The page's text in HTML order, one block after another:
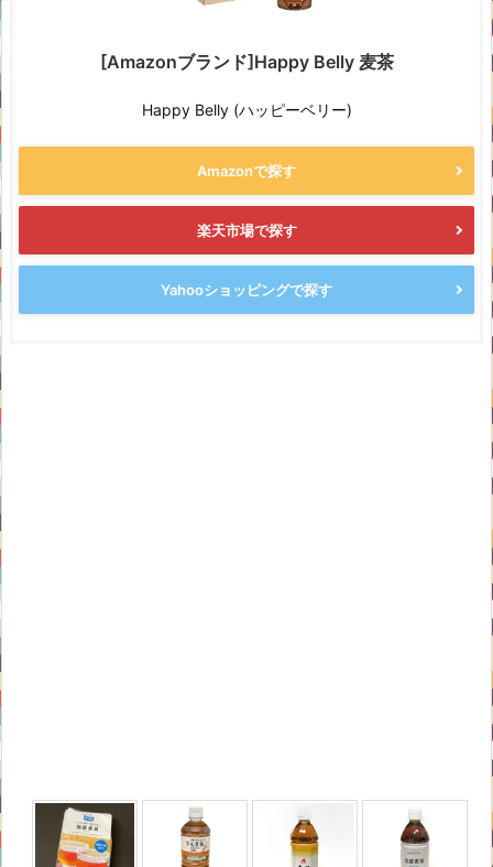
[Amazonブランド]Happy Belly 麦茶
Happy Belly (ハッピーベリー)
Amazonで探す
楽天市場で探す
Yahooショッピングで探す